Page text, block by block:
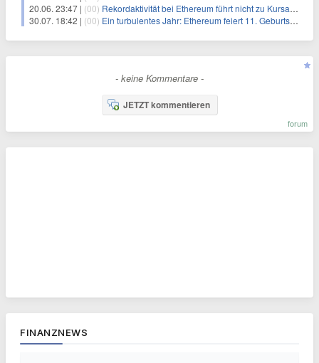
20.06. 23:47 | (00) Rekordaktivität bei Ethereum führt nicht zu Kursanstieg von ETH
30.07. 18:42 | (00) Ein turbulentes Jahr: Ethereum feiert 11. Geburtstag, ETH 61% unter dem Höchststand vom letzten August
- keine Kommentare -
JETZT kommentieren
forum
FINANZNEWS